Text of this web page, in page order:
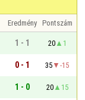
Eredmény Pontszám
1 - 1 20
1
0 - 1 35
-15
1 - 0 20
15